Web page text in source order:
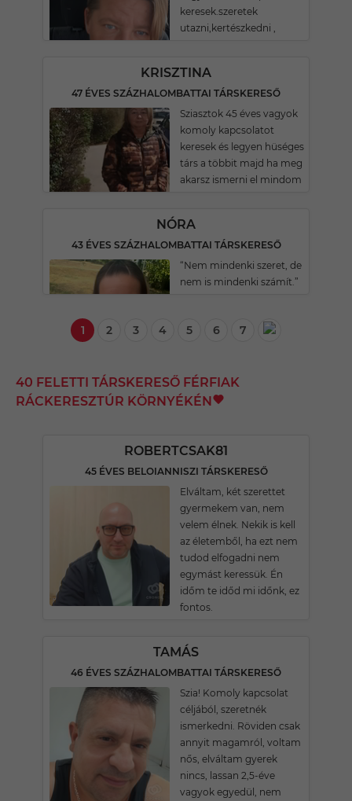
keresek.szeretek
utazni,kertészkedni ,
KRISZTINA
47 ÉVES SZÁZHALOMBATTAI TÁRSKERESŐ
Sziasztok 45 éves vagyok
komoly kapcsolatot
keresek és legyen hüséges
társ a többit majd ha meg
akarsz ismerni el mindom
NÓRA
43 ÉVES SZÁZHALOMBATTAI TÁRSKERESŐ
“Nem mindenki szeret, de
nem is mindenki számít.”
1 2 3 4 5 6 7
40 FELETTI TÁRSKERESŐ FÉRFIAK
RÁCKERESZTÚR KÖRNYÉKÉN
ROBERTCSAK81
45 ÉVES BELOIANNISZI TÁRSKERESŐ
Elváltam, két szerettet
gyermekem van, nem
velem élnek. Nekik is kell
az életemből, ha ezt nem
tudod elfogadni nem
egymást keressük. Én
időm te időd mi időnk, ez
fontos.
TAMÁS
46 ÉVES SZÁZHALOMBATTAI TÁRSKERESŐ
Szia! Komoly kapcsolat
céljából, szeretnék
ismerkedni. Röviden csak
annyit magamról, voltam
nős, elváltam gyerek
nincs, lassan 2,5-éve
vagyok egyedül, nem